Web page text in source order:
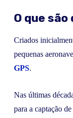
O que
Criados
pequenas
GPS.
Nas últimas
para a captação